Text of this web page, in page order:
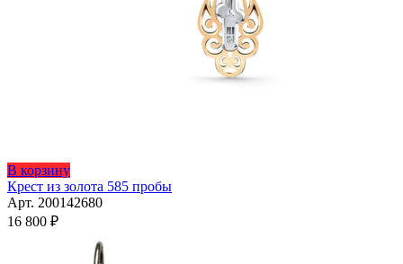
В корзину
Крест из золота 585 пробы
Арт. 200142680
16 800 ₽